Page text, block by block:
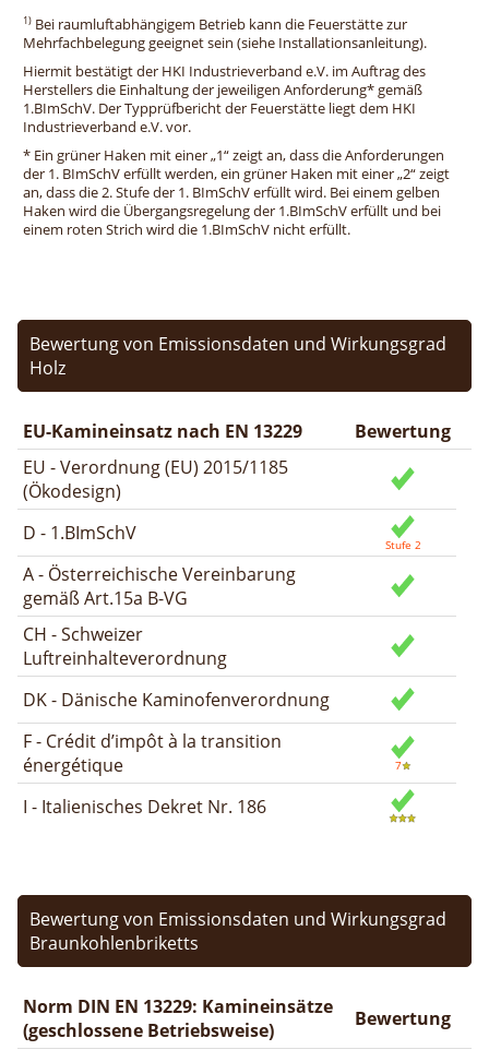
1) Bei raumluftabhängigem Betrieb kann die Feuerstätte zur
Mehrfachbelegung geeignet sein (siehe Installationsanleitung).
Hiermit bestätigt der HKI Industrieverband e.V. im Auftrag des
Herstellers die Einhaltung der jeweiligen Anforderung* gemäß
1.BImSchV. Der Typprüfbericht der Feuerstätte liegt dem HKI
Industrieverband e.V. vor.
* Ein grüner Haken mit einer „1“ zeigt an, dass die Anforderungen
der 1. BImSchV erfüllt werden, ein grüner Haken mit einer „2“ zeigt
an, dass die 2. Stufe der 1. BImSchV erfüllt wird. Bei einem gelben
Haken wird die Übergangsregelung der 1.BImSchV erfüllt und bei
einem roten Strich wird die 1.BImSchV nicht erfüllt.
Bewertung von Emissionsdaten und Wirkungsgrad
Holz
EU-Kamineinsatz nach EN 13229
Bewertung
EU - Verordnung (EU) 2015/1185
(Ökodesign)
D - 1.BImSchV
A - Österreichische Vereinbarung
gemäß Art.15a B-VG
CH - Schweizer
Luftreinhalteverordnung
DK - Dänische Kaminofenverordnung
F - Crédit d’impôt à la transition
énergétique
I - Italienisches Dekret Nr. 186
Bewertung von Emissionsdaten und Wirkungsgrad
Braunkohlenbriketts
Norm DIN EN 13229: Kamineinsätze
(geschlossene Betriebsweise)
Bewertung